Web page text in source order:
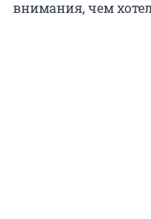
внимания, чем